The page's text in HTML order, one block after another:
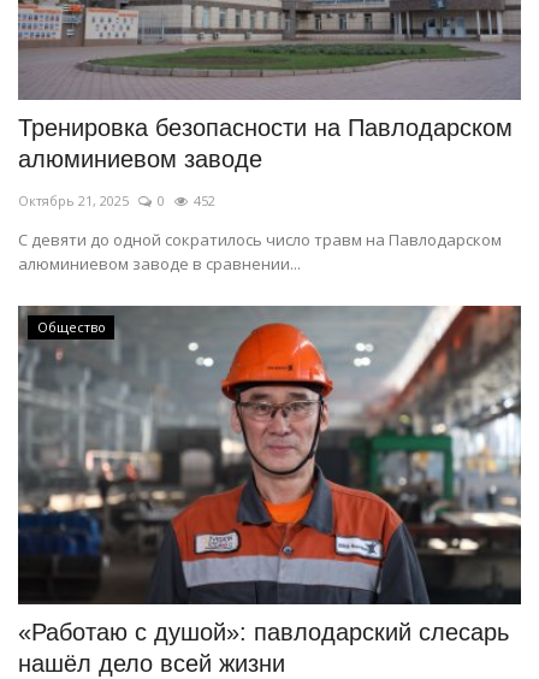
Тренировка безопасности на Павлодарском
алюминиевом заводе
Октябрь 21, 2025 0 452
С девяти до одной сократилось число травм на Павлодарском
алюминиевом заводе в сравнении...
Общество
«Работаю с душой»: павлодарский слесарь
нашёл дело всей жизни